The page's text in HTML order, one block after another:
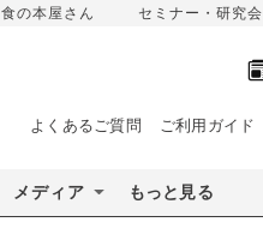
食の本屋さん セミナー・研究会
よくあるご質問 ご利用ガイド
メディア もっと見る